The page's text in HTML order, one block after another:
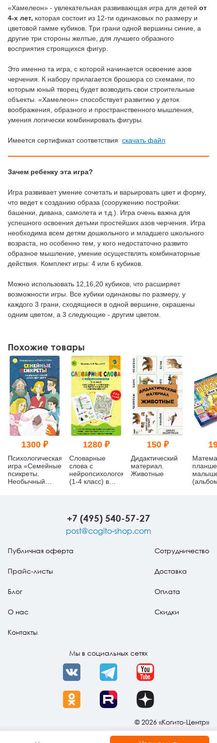
«Хамелеон» - увлекательная развивающая игра для детей от
4-х лет, которая состоит из 12-ти одинаковых по размеру и
цветовой гамме кубиков. Три грани одной вершины синие, а
другие три стороны желтые, для лучшего образного
восприятия строящихся фигур.
Это именно та игра, с которой начинается освоение азов
черчения. К набору прилагается брошюра со схемами, по
которым юный творец будет возводить свои строительные
объекты. «Хамелеон» способствует развитию у деток
воображения, образного и пространственного мышления,
умения логически комбинировать фигуры.
Имеется сертификат соответствия скачать файл
Зачем ребенку эта игра?
Игра развивает умение сочетать и варьировать цвет и форму,
что ведет к созданию образа (сооружению постройки:
башенки, дивана, самолета и т.д.). Игра очень важна для
успешного освоения детьми простейших азов черчения. Игра
необходима всем детям дошкольного и младшего школьного
возраста, но особенно тем, у кого недостаточно развито
образное мышление, умение осуществлять комбинаторные
действия. Комплект игры: 4 или 6 кубиков.
Можно использовать 12,16,20 кубиков, что расширяет
возможности игры. Все кубики одинаковы по размеру, у
каждого 3 грани, сходящиеся в одной вершине, окрашены
одним цветом, а 3 следующие - другим цветом.
Похожие товары
1300 ₽
Психологическая
игра «Семейные
псикреты.
Необычный
1280 ₽
Словарные
слова с
нейропсихологом
(1-4 класс) в
150 ₽
Дидактический
материал.
Животные
+7 (495) 540-57-27
post@cogito-shop.com
Публичная оферта
Прайс-листы
Блог
О нас
Контакты
Сотрудничество
Доставка
Оплата
Скидки
Мы в социальных сетях
VK Telegram YouTube
OK Rutube Dzen
© 2026 «Когито-Центр»